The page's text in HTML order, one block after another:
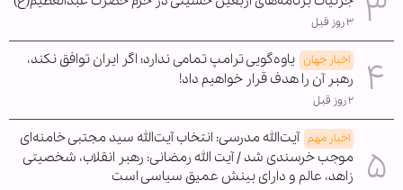
۳ روز قبل
اخبار جهان یاوه‌گویی ترامپ تمامی ندارد؛ اگر ایران توافق نکند،
رهبر آن را هدف قرار خواهیم داد!
۲ روز قبل
اخبار مهم آیت‌الله مدرسی: انتخاب آیت‌الله سید مجتبی خامنه‌ای
موجب خرسندی شد / آیت الله رمضانی: رهبر انقلاب، شخصیتی
زاهد، عالم و دارای بینش عمیق سیاسی است